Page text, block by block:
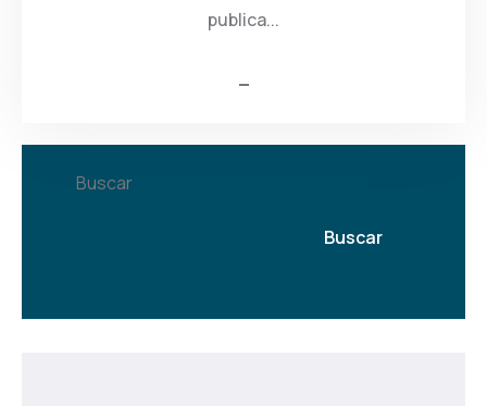
publica...
Buscar
Buscar